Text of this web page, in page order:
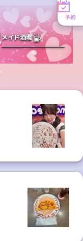
予約
メイド酒場